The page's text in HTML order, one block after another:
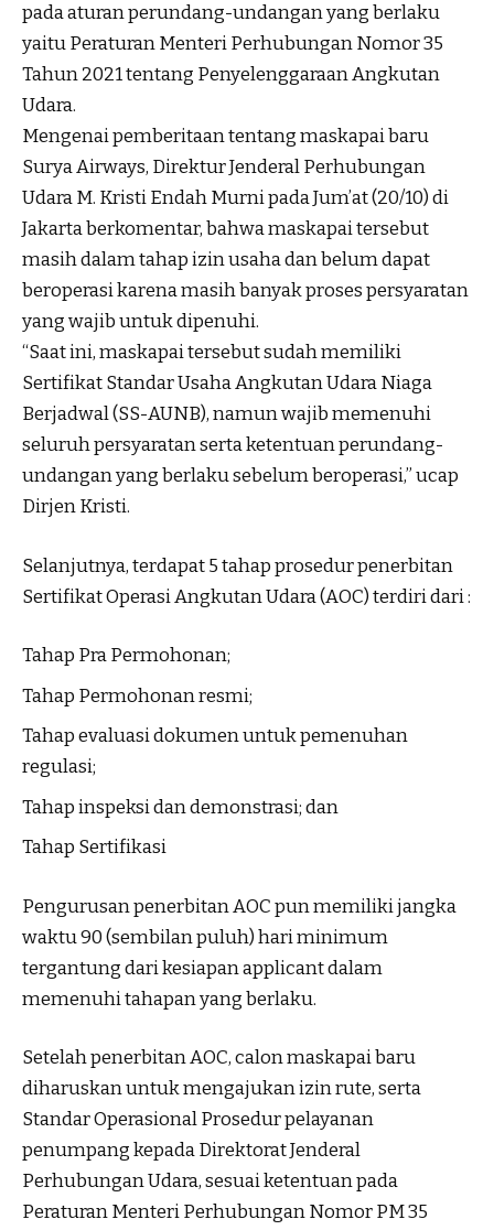
pada aturan perundang-undangan yang berlaku
yaitu Peraturan Menteri Perhubungan Nomor 35
Tahun 2021 tentang Penyelenggaraan Angkutan
Udara.
Mengenai pemberitaan tentang maskapai baru
Surya Airways, Direktur Jenderal Perhubungan
Udara M. Kristi Endah Murni pada Jum’at (20/10) di
Jakarta berkomentar, bahwa maskapai tersebut
masih dalam tahap izin usaha dan belum dapat
beroperasi karena masih banyak proses persyaratan
yang wajib untuk dipenuhi.
“Saat ini, maskapai tersebut sudah memiliki
Sertifikat Standar Usaha Angkutan Udara Niaga
Berjadwal (SS-AUNB), namun wajib memenuhi
seluruh persyaratan serta ketentuan perundang-
undangan yang berlaku sebelum beroperasi,” ucap
Dirjen Kristi.
Selanjutnya, terdapat 5 tahap prosedur penerbitan
Sertifikat Operasi Angkutan Udara (AOC) terdiri dari :
Tahap Pra Permohonan;
Tahap Permohonan resmi;
Tahap evaluasi dokumen untuk pemenuhan
regulasi;
Tahap inspeksi dan demonstrasi; dan
Tahap Sertifikasi
Pengurusan penerbitan AOC pun memiliki jangka
waktu 90 (sembilan puluh) hari minimum
tergantung dari kesiapan applicant dalam
memenuhi tahapan yang berlaku.
Setelah penerbitan AOC, calon maskapai baru
diharuskan untuk mengajukan izin rute, serta
Standar Operasional Prosedur pelayanan
penumpang kepada Direktorat Jenderal
Perhubungan Udara, sesuai ketentuan pada
Peraturan Menteri Perhubungan Nomor PM 35